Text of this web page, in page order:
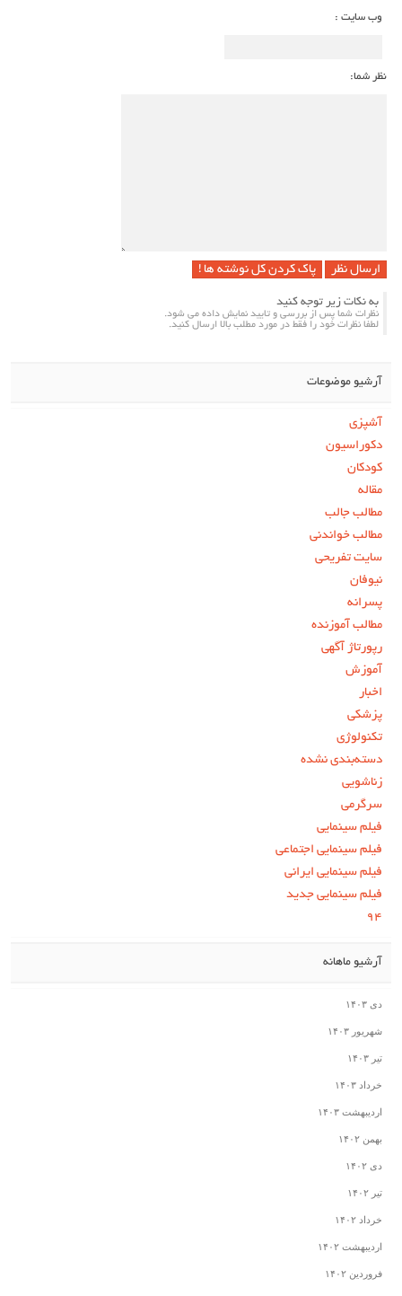
وب سایت :
نظر شما:
پاک کردن کل نوشته ها !
به نکات زیر توجه کنید
نظرات شما پس از بررسی و تایید نمایش داده می شود.
لطفا نظرات خود را فقط در مورد مطلب بالا ارسال کنید.
آرشیو موضوعات
آشپزی
دکوراسیون
کودکان
مقاله
مطالب جالب
مطالب خواندنی
سایت تفریحی
نیوفان
پسرانه
مطالب آموزنده
رپورتاژ آگهی
آموزش
اخبار
پزشکی
تکنولوژی
دسته‌بندی نشده
زناشویی
سرگرمی
فیلم سینمایی
فیلم سینمایی اجتماعی
فیلم سینمایی ایرانی
فیلم سینمایی جدید
۹۴
آرشیو ماهانه
دی ۱۴۰۳
شهریور ۱۴۰۳
تیر ۱۴۰۳
خرداد ۱۴۰۳
اردیبهشت ۱۴۰۳
بهمن ۱۴۰۲
دی ۱۴۰۲
تیر ۱۴۰۲
خرداد ۱۴۰۲
اردیبهشت ۱۴۰۲
فروردین ۱۴۰۲